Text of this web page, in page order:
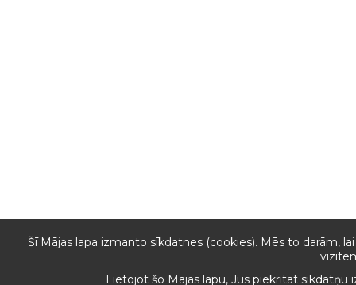
Šī Mājas lapa izmanto sīkdatnes (cookies). Mēs to darām,
Lietojot šo Mājas lapu, Jūs piekrītat sīkdatņu